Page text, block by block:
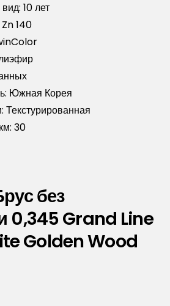
10 лет
Zn 140
Южная Корея
Текстурированная
30
без
0,345 Grand Line
Golden Wood